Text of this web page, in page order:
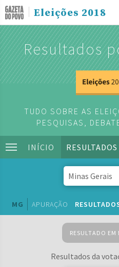
Eleições 2018
Resultados
TUDO SOBRE AS
PESQUISAS,
INÍCIO RESULTADOS
MG APURAÇÃO
RESULTADO EM
Resultados da